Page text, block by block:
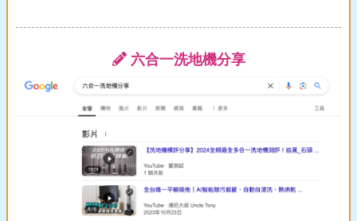
六合一洗地機分享